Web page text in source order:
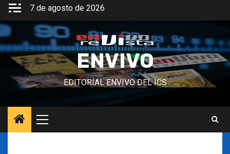
Saltar
contenido
7 de agosto de 2026
ENVIVO
EDITORIAL ENVIVO DEL ICS
Menú
principal